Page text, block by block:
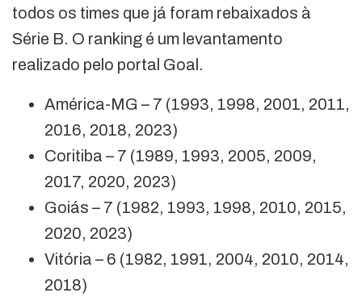
todos os times que já foram rebaixados à
Série B. O ranking é um levantamento
realizado pelo portal Goal.
América-MG – 7 (1993, 1998, 2001, 2011,
2016, 2018, 2023)
Coritiba – 7 (1989, 1993, 2005, 2009,
2017, 2020, 2023)
Goiás – 7 (1982, 1993, 1998, 2010, 2015,
2020, 2023)
Vitória – 6 (1982, 1991, 2004, 2010, 2014,
2018)